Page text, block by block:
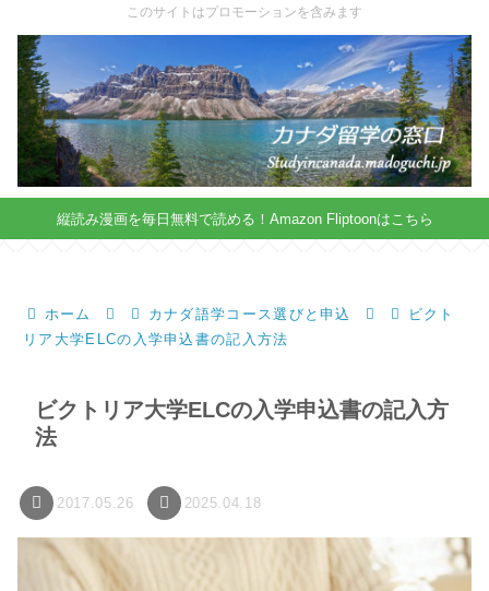
このサイトはプロモーションを含みます
縦読み漫画を毎日無料で読める！Amazon Fliptoonはこちら
ホーム カナダ語学コース選びと申込
ビクト
リア大学ELCの入学申込書の記入方法
ビクトリア大学ELCの入学申込書の記入方
法
2017.05.26 2025.04.18